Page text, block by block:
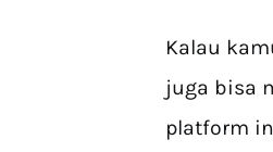
Kalau
juga bisa
platform